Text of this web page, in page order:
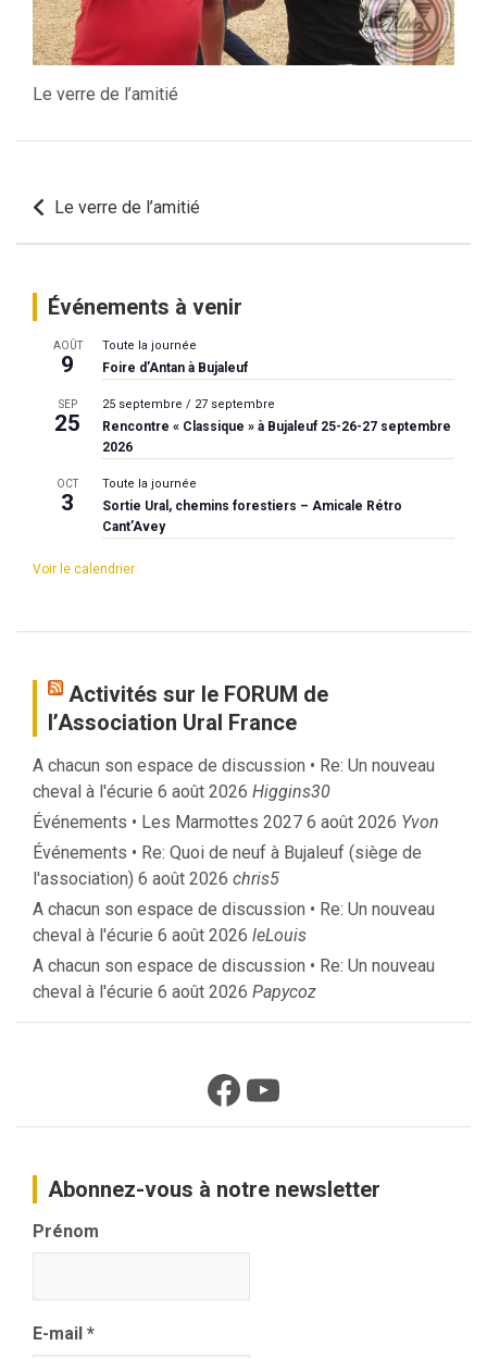
Le verre de l’amitié
Navigation
Le verre de l’amitié
Événements à venir
AOÛT
9
Toute la journée
Foire d’Antan à Bujaleuf
SEP
25
25 septembre / 27 septembre
Rencontre « Classique » à Bujaleuf 25-26-27 septembre
2026
OCT
3
Toute la journée
Sortie Ural, chemins forestiers – Amicale Rétro
Cant’Avey
Voir le calendrier
Activités sur le FORUM de
l’Association Ural France
A chacun son espace de discussion • Re: Un nouveau
cheval à l'écurie 6 août 2026 Higgins30
Événements • Les Marmottes 2027 6 août 2026 Yvon
Événements • Re: Quoi de neuf à Bujaleuf (siège de
l'association) 6 août 2026 chris5
A chacun son espace de discussion • Re: Un nouveau
cheval à l'écurie 6 août 2026 leLouis
A chacun son espace de discussion • Re: Un nouveau
cheval à l'écurie 6 août 2026 Papycoz
Facebook
YouTube
Abonnez-vous à notre newsletter
Prénom
E-mail *